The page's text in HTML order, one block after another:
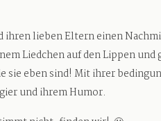
lieben Eltern einen
Liedchen auf den Lippen und
sie eben sind! Mit ihrer
und ihrem Humor.